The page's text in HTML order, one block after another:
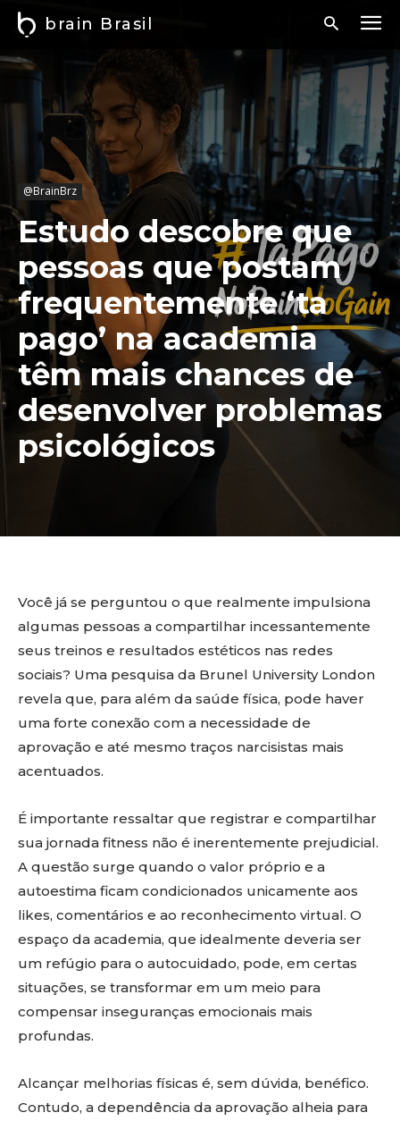
brain Brasil
@BrainBrz
Estudo descobre que
pessoas que postam
frequentemente ‘ta
pago’ na academia
têm mais chances de
desenvolver problemas
psicológicos
Você já se perguntou o que realmente impulsiona
algumas pessoas a compartilhar incessantemente
seus treinos e resultados estéticos nas redes
sociais? Uma pesquisa da Brunel University London
revela que, para além da saúde física, pode haver
uma forte conexão com a necessidade de
aprovação e até mesmo traços narcisistas mais
acentuados.
É importante ressaltar que registrar e compartilhar
sua jornada fitness não é inerentemente prejudicial.
A questão surge quando o valor próprio e a
autoestima ficam condicionados unicamente aos
likes, comentários e ao reconhecimento virtual. O
espaço da academia, que idealmente deveria ser
um refúgio para o autocuidado, pode, em certas
situações, se transformar em um meio para
compensar inseguranças emocionais mais
profundas.
Alcançar melhorias físicas é, sem dúvida, benéfico.
Contudo, a dependência da aprovação alheia para